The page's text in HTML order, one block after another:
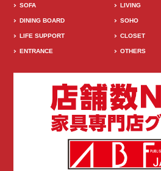
SOFA LIVING
DINING BOARD SOHO
LIFE SUPPORT CLOSET
ENTRANCE OTHERS